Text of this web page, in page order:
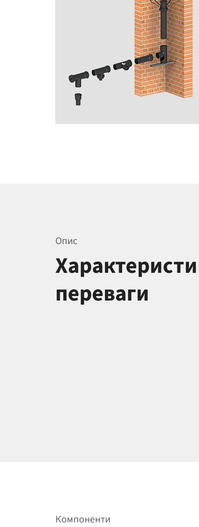
Опис
переваги
Компоненти